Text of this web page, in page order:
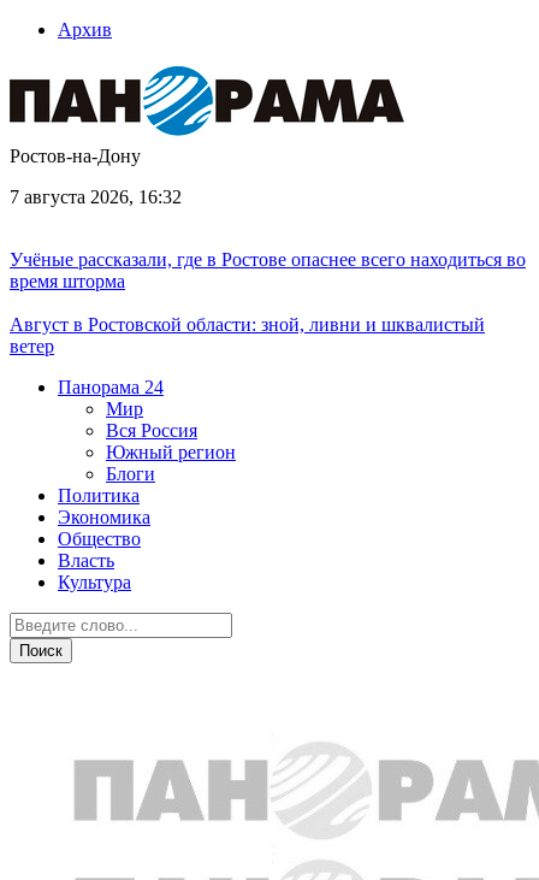
Архив
Ростов-на-Дону
7 августа 2026, 16:32
Учёные рассказали, где в Ростове опаснее всего находиться во
время шторма
Август в Ростовской области: зной, ливни и шквалистый
ветер
Панорама 24
Мир
Вся Россия
Южный регион
Блоги
Политика
Экономика
Общество
Власть
Культура